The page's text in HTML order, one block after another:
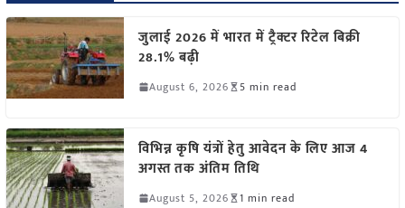
जुलाई 2026 में भारत में ट्रैक्टर रिटेल बिक्री
28.1% बढ़ी
August 6, 2026 5 min read
विभिन्न कृषि यंत्रों हेतु आवेदन के लिए आज 4
अगस्त तक अंतिम तिथि
August 5, 2026 1 min read